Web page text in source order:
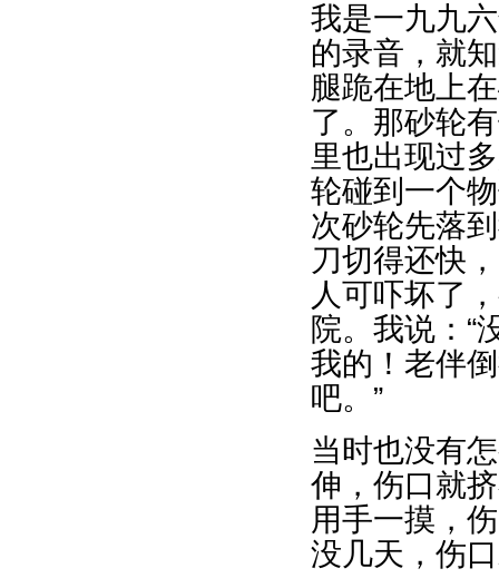
我是一九九
的录音，就
腿跪在地上
了。那砂轮
里也出现过
轮碰到一个
次砂轮先落
刀切得还快
人可吓坏了
院。我说：“
我的！老伴
吧。”
当时也没有
伸，伤口就
用手一摸，
没几天，伤